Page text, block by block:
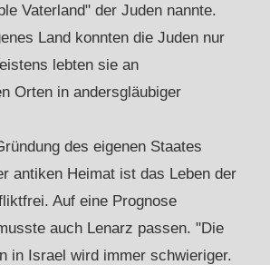
Vaterland" der Juden nannte.
Land konnten die Juden nur
lebten sie an
Orten in andersgläubiger
des eigenen Staates
antiken Heimat ist das Leben der
Auf eine Prognose
auch Lenarz passen. "Die
in Israel wird immer schwieriger.